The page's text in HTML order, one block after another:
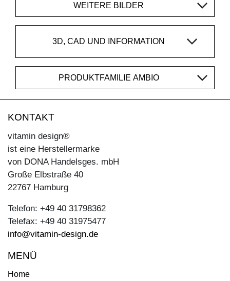
WEITERE BILDER
3D, CAD UND INFORMATION
PRODUKTFAMILIE AMBIO
KONTAKT
vitamin design®
ist eine Herstellermarke
von DONA Handelsges. mbH
Große Elbstraße 40
22767 Hamburg
Telefon: +49 40 31798362
Telefax: +49 40 31975477
info@vitamin-design.de
MENÜ
Home